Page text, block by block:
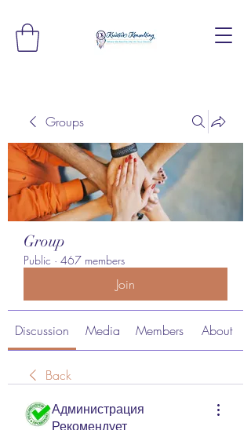
Groups
Group
Public · 467 members
Join
Discussion Media Members About
Back
Администрация
Рекомендует